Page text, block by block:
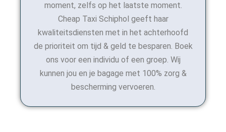
moment, zelfs op het laatste moment.
Cheap Taxi Schiphol geeft haar
kwaliteitsdiensten met in het achterhoofd
de prioriteit om tijd & geld te besparen. Boek
ons voor een individu of een groep. Wij
kunnen jou en je bagage met 100% zorg &
bescherming vervoeren.